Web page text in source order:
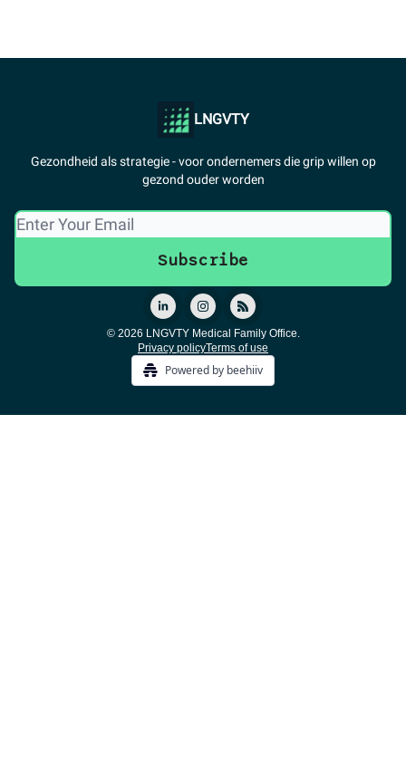
LNGVTY
Gezondheid als strategie - voor ondernemers die grip willen op
gezond ouder worden
© 2026 LNGVTY Medical Family Office.
Privacy policyTerms of use
Powered by beehiiv